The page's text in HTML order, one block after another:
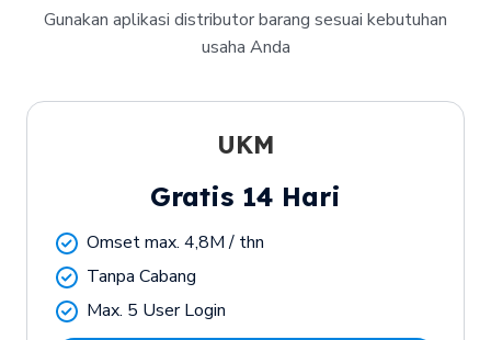
Gunakan aplikasi distributor barang sesuai kebutuhan
usaha Anda
UKM
Gratis 14 Hari
Omset max. 4,8M / thn
Tanpa Cabang
Max. 5 User Login